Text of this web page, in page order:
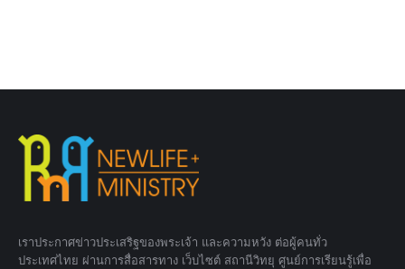
เราประกาศข่าวประเสริฐของพระเจ้า และความหวัง ต่อผู้คนทั่ว
ประเทศไทย ผ่านการสื่อสารทาง เว็บไซต์ สถานีวิทยุ ศูนย์การเรียนรู้เพื่อ